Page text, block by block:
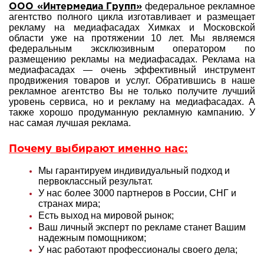
ООО «Интермедиа Групп» федеральное рекламное
агентство полного цикла изготавливает и размещает
рекламу на медиафасадах Химках и Московской
области уже на протяжении 10 лет. Мы являемся
федеральным эксклюзивным оператором по
размещению рекламы на медиафасадах. Реклама на
медиафасадах — очень эффективный инструмент
продвижения товаров и услуг. Обратившись в наше
рекламное агентство Вы не только получите лучший
уровень сервиса, но и рекламу на медиафасадах. А
также хорошо продуманную рекламную кампанию. У
нас самая лучшая реклама.
Почему выбирают именно нас:
Мы гарантируем индивидуальный подход и
первоклассный результат.
У нас более 3000 партнеров в России, СНГ и
странах мира;
Есть выход на мировой рынок;
Ваш личный эксперт по рекламе станет Вашим
надежным помощником;
У нас работают профессионалы своего дела;